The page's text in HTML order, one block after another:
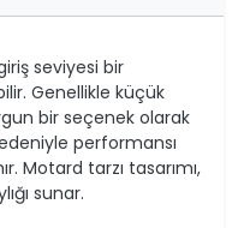
seviyesi bir
Genellikle küçük
bir seçenek olarak
performansı
Motard tarzı tasarımı,
sunar.